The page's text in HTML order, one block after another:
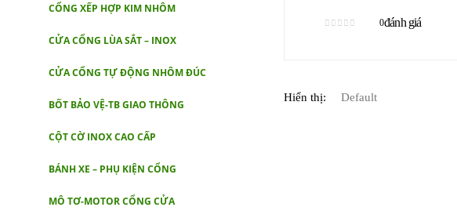
0đánh giá
Hiển thị:
CỔNG XẾP HỢP KIM NHÔM
CỬA CỔNG LÙA SẮT – INOX
CỬA CỔNG TỰ ĐỘNG NHÔM ĐÚC
BỐT BẢO VỆ-TB GIAO THÔNG
CỘT CỜ INOX CAO CẤP
BÁNH XE – PHỤ KIỆN CỔNG
MÔ TƠ-MOTOR CỔNG CỬA